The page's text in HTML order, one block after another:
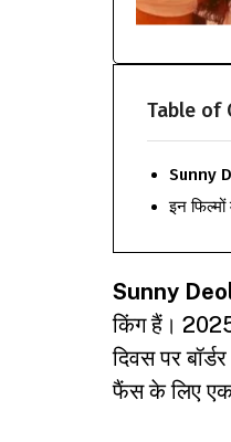
Table of
Sunny
इन
Sunny
किंग हैं।
दिवस पर
फैंस के लिए एक